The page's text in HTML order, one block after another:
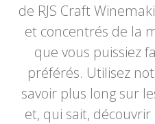
de RJS Craft
et concentrés de la
que vous puissiez
préférés. Utilisez
savoir plus long sur
et, qui sait,